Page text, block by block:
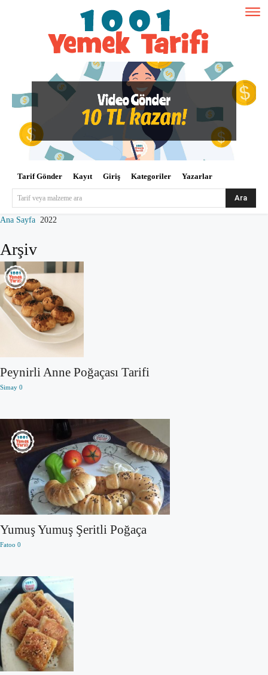
Tarif Gönder Kayıt Giriş Kategoriler Yazarlar
Tarif veya malzeme ara Ara
Ana Sayfa 2022
Arşiv
Peynirli Anne Poğaçası Tarifi
Simay 0
Yumuş Yumuş Şeritli Poğaça
Fatoo 0